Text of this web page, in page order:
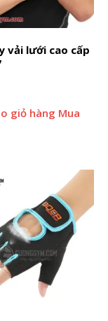
vải lưới cao cấp
giỏ hàng Mua